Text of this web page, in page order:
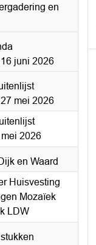
en
juni 2026
mei 2026
2026
en Waard
Huisvesting
Mozaïek
LDW